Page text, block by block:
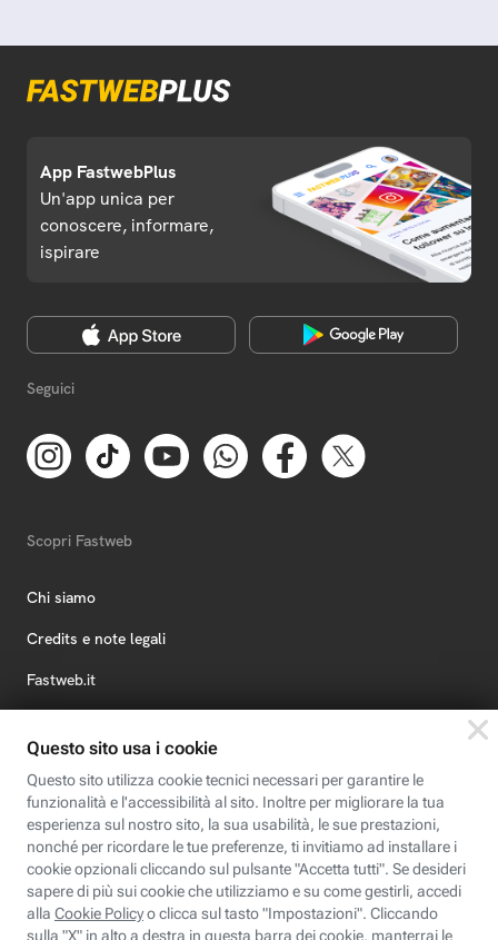
App FastwebPlus
Un'app unica per
conoscere, informare,
ispirare
Seguici
Scopri Fastweb
Chi siamo
Credits e note legali
Fastweb.it
Fastweb Digital Academy
STEP FuturAbility District